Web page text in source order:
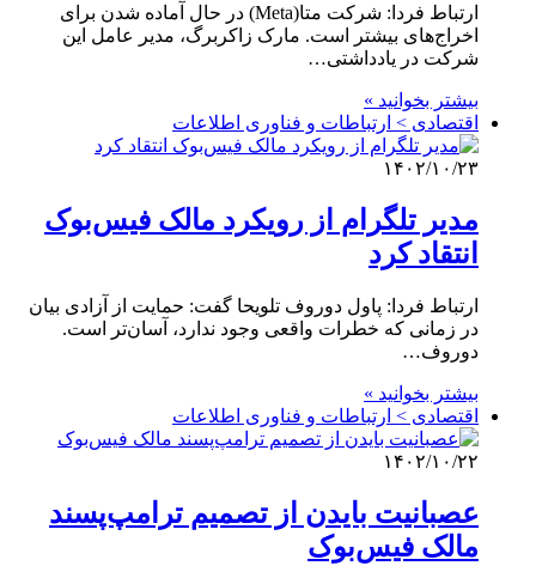
ارتباط فردا: شرکت متا(Meta) در حال آماده شدن برای
اخراج‌های بیشتر است. مارک زاکربرگ، مدیر عامل این
شرکت در یادداشتی…
بیشتر بخوانید »
اقتصادی > ارتباطات و فناوری اطلاعات
۱۴۰۲/۱۰/۲۳
مدیر تلگرام از رویکرد مالک فیس‌بوک
انتقاد کرد
ارتباط فردا: پاول دوروف تلویحا گفت: حمایت از آزادی بیان
در زمانی که خطرات واقعی وجود ندارد، آسان‌تر است.
دوروف…
بیشتر بخوانید »
اقتصادی > ارتباطات و فناوری اطلاعات
۱۴۰۲/۱۰/۲۲
عصبانیت بایدن از تصمیم ترامپ‌پسند
مالک فیس‌بوک